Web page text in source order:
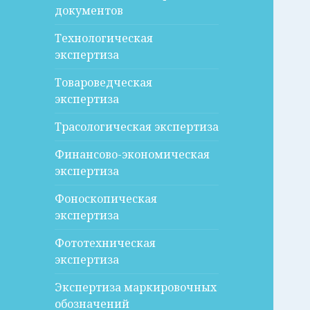
документов
Технологическая
экспертиза
Товароведческая
экспертиза
Трасологическая экспертиза
Финансово-экономическая
экспертиза
Фоноскопическая
экспертиза
Фототехническая
экспертиза
Экспертиза маркировочных
обозначений